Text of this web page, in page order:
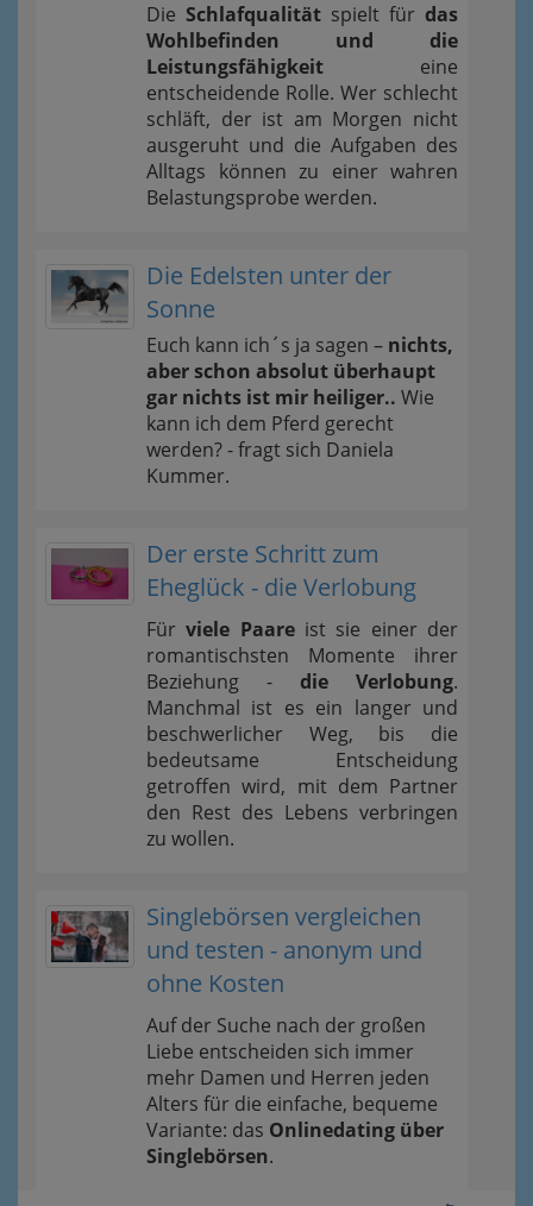
Die Schlafqualität spielt für das
Wohlbefinden und die
Leistungsfähigkeit eine
entscheidende Rolle. Wer schlecht
schläft, der ist am Morgen nicht
ausgeruht und die Aufgaben des
Alltags können zu einer wahren
Belastungsprobe werden.
Die Edelsten unter der
Sonne
Euch kann ich´s ja sagen – nichts,
aber schon absolut überhaupt
gar nichts ist mir heiliger.. Wie
kann ich dem Pferd gerecht
werden? - fragt sich Daniela
Kummer.
Der erste Schritt zum
Eheglück - die Verlobung
Fürviele Paareist sie einer der
romantischsten Momente ihrer
Beziehung - die Verlobung.
Manchmal ist es ein langer und
beschwerlicher Weg, bis die
bedeutsame Entscheidung
getroffen wird, mit dem Partner
den Rest des Lebens verbringen
zu wollen.
Singlebörsen vergleichen
und testen - anonym und
ohne Kosten
Auf der Suche nach der großen
Liebe entscheiden sich immer
mehr Damen und Herren jeden
Alters für die einfache, bequeme
Variante: das Onlinedating über
Singlebörsen.